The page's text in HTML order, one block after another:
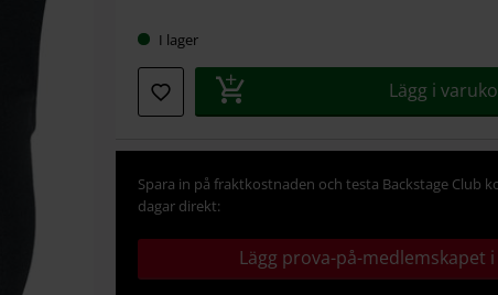
I lager
Lägg i
Spara in på fraktkostnaden och testa Backstage Club
dagar direkt:
Lägg prova-på-medlemskapet